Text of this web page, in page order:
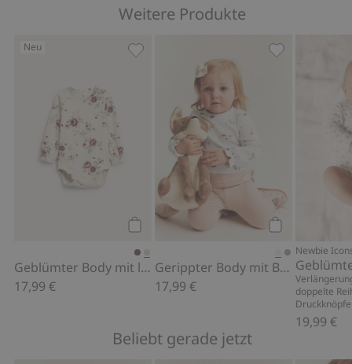
Weitere Produkte
Neu
Geblümter Body mit langen Ärmeln
17,99 €
Geblümter Body mit langen Ärmeln,
Gerippter Body mit Blumenmuster
17,99 €
Gerippter
Newbie
doppelte
19,99 €
Beliebt gerade jetzt